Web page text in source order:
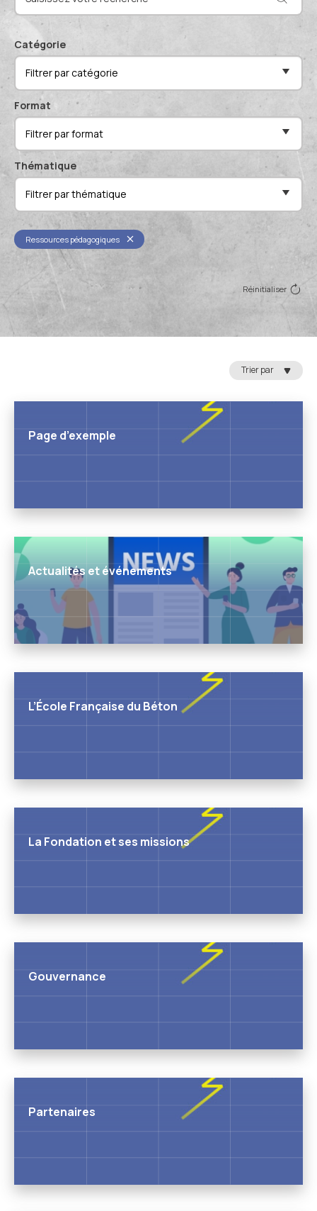
Conférences de professionnels
Publications scientifiques
Proposer mes compétences
Catégorie
Filtrer par catégorie
Format
Filtrer par format
Thématique
Filtrer par thématique
Ressources pédagogiques
Réinitialiser
Trier par
Page d’exemple
Actualités et événements
L’École Française du Béton
La Fondation et ses missions
Gouvernance
Partenaires